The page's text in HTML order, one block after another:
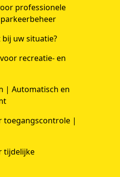
professionele
uw situatie?
recreatie- en
| Automatisch en
toegangscontrole |
tijdelijke